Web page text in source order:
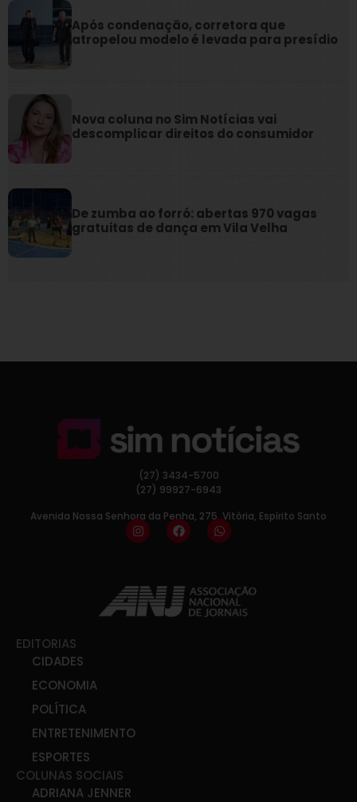
Após condenação, corretora que
atropelou modelo é levada para presídio
Nova coluna no Sim Notícias vai
descomplicar direitos do consumidor
De zumba ao forró: abertas 970 vagas
gratuitas de dança em Vila Velha
(27) 3434-5700
(27) 99927-6943
Avenida Nossa Senhora da Penha, 275, Vitória, Espírito Santo
EDITORIAS
CIDADES
ECONOMIA
POLÍTICA
ENTRETENIMENTO
ESPORTES
COLUNAS SOCIAIS
ADRIANA JENNER